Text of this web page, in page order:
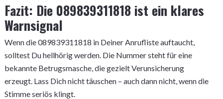
Fazit: Die 089839311818 ist ein klares
Warnsignal
Wenn die 089839311818 in Deiner Anrufliste auftaucht,
solltest Du hellhörig werden. Die Nummer steht für eine
bekannte Betrugsmasche, die gezielt Verunsicherung
erzeugt. Lass Dich nicht täuschen – auch dann nicht, wenn die
Stimme seriös klingt.